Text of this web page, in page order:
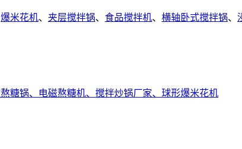
爆米花机、 夹层搅拌锅、 食品搅拌机、 横轴卧式搅拌锅、